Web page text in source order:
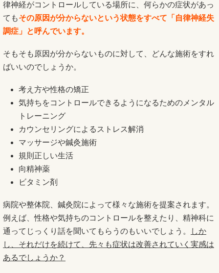
律神経がコントロールしている場所に、何らかの症状があっ
てもその原因が分からないという状態をすべて「自律神経失
調症」と呼んでいます。
そもそも原因が分からないものに対して、どんな施術をすれ
ばいいのでしょうか。
考え方や性格の矯正
気持ちをコントロールできるようになるためのメンタル
トレーニング
カウンセリングによるストレス解消
マッサージや鍼灸施術
規則正しい生活
向精神薬
ビタミン剤
病院や整体院、鍼灸院によって様々な施術を提案されます。
例えば、性格や気持ちのコントロールを整えたり、精神科に
通ってじっくり話を聞いてもらうのもいいでしょう。
しか
し、それだけを続けて、先々も症状は改善されていく実感は
あるでしょうか？